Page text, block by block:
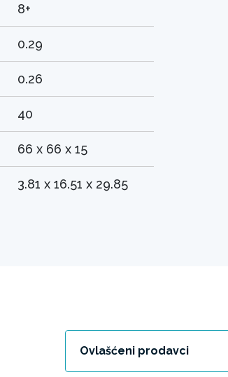
8+
0.29
0.26
40
66 x 66 x 15
3.81 x 16.51 x 29.85
Ovlašćeni prodavci